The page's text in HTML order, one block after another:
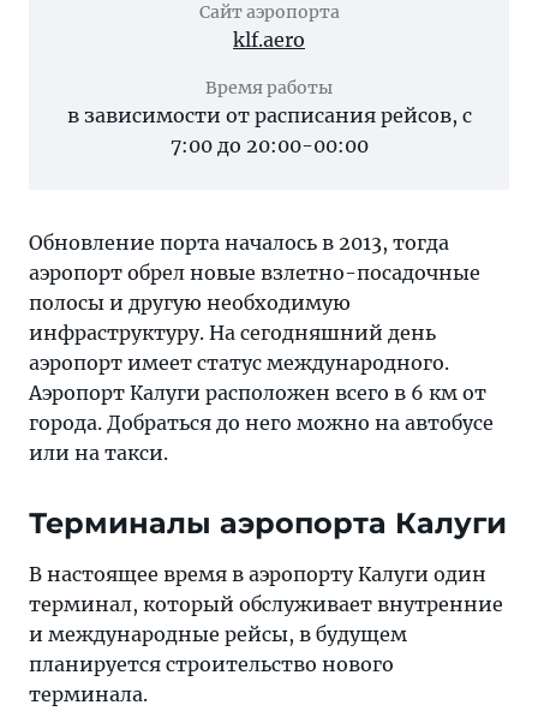
Сайт аэропорта
klf.aero
Время работы
в зависимости от расписания рейсов, с
7:00 до 20:00-00:00
Обновление порта началось в 2013, тогда
аэропорт обрел новые взлетно-посадочные
полосы и другую необходимую
инфраструктуру. На сегодняшний день
аэропорт имеет статус международного.
Аэропорт Калуги расположен всего в 6 км от
города. Добраться до него можно на автобусе
или на такси.
Терминалы аэропорта Калуги
В настоящее время в аэропорту Калуги один
терминал, который обслуживает внутренние
и международные рейсы, в будущем
планируется строительство нового
терминала.